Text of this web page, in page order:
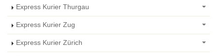
Express Kurier Thurgau
Express Kurier Zug
Express Kurier Zürich